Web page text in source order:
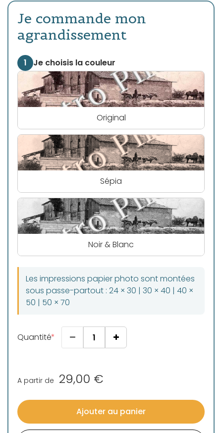
Je commande mon
agrandissement
1 Je choisis la couleur
Original
Sépia
Noir & Blanc
Les impressions papier photo sont montées
sous passe-partout : 24 × 30 | 30 × 40 | 40 ×
50 | 50 × 70
Quantité
A partir de 29,00 €
Ajouter au panier